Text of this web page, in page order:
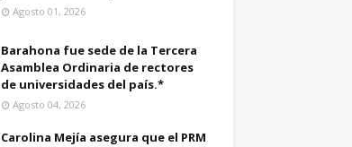
Agosto 01, 2026
Barahona fue sede de la Tercera
Asamblea Ordinaria de rectores
de universidades del país.*
Agosto 04, 2026
Carolina Mejía asegura que el PRM